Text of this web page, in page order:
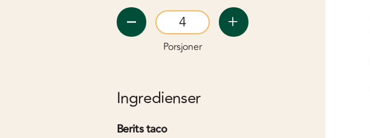
Porsjoner
Ingredienser
Berits taco